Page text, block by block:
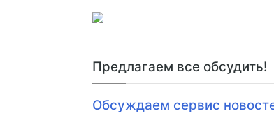
Предлагаем все обсудить!
Обсуждаем сервис